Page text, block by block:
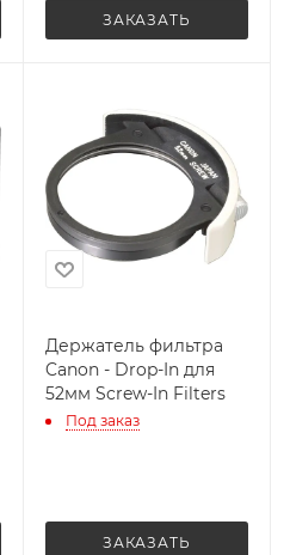
ЗАКАЗАТЬ
Держатель фильтра
Canon - Drop-In для
52мм Screw-In Filters
Под заказ
ЗАКАЗАТЬ